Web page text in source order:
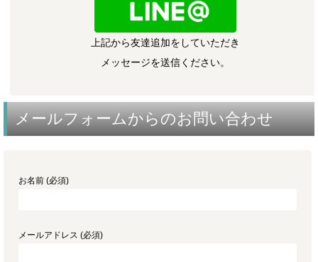
上記から友達追加をしていただき
メッセージを送信ください。
メールフォームからのお問い合わせ
お名前 (必須)
メールアドレス (必須)